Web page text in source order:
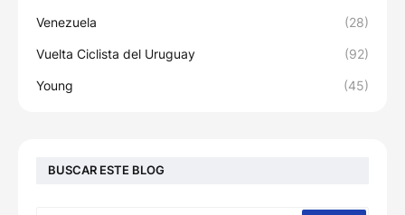
Venezuela (28)
Vuelta Ciclista del Uruguay (92)
Young (45)
BUSCAR ESTE BLOG